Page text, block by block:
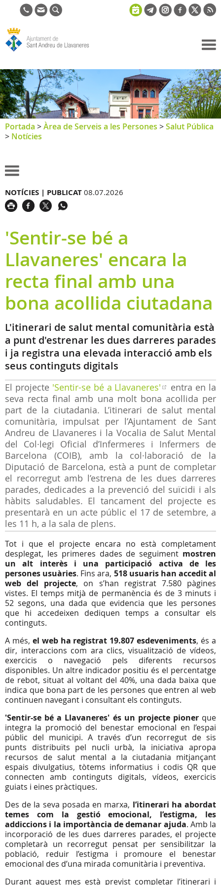
de Sant
Andreu de
Llavaneres
Portada >Àrea de Serveis a les Persones >Salut Pública
> Notícies
NOTÍCIES | PUBLICAT 08.07.2026
'Sentir-se bé a
Llavaneres' encara la
recta final amb una
bona acollida ciutadana
L'itinerari de salut mental comunitària està
a punt d'estrenar les dues darreres parades
i ja registra una elevada interacció amb els
seus continguts digitals
El projecte 'Sentir-se bé a Llavaneres'
entra en la
seva recta final amb una molt bona acollida per
part de la ciutadania. L’itinerari de salut mental
comunitària, impulsat per l’Ajuntament de Sant
Andreu de Llavaneres i la Vocalia de Salut Mental
del Col·legi Oficial d’Infermeres i Infermers de
Barcelona (COIB), amb la col·laboració de la
Diputació de Barcelona, està a punt de completar
el recorregut amb l’estrena de les dues darreres
parades, dedicades a la prevenció del suïcidi i als
hàbits saludables. El tancament del projecte es
presentarà en un acte públic el 17 de setembre, a
les 11 h, a la sala de plens.
Tot i que el projecte encara no està completament
desplegat, les primeres dades de seguiment mostren
un alt interès i una participació activa de les
persones usuàries. Fins ara, 518 usuaris han accedit al
web del projecte, on s’han registrat 7.580 pàgines
vistes. El temps mitjà de permanència és de 3 minuts i
52 segons, una dada que evidencia que les persones
que hi accedeixen dediquen temps a consultar els
continguts.
A més, el web ha registrat 19.807 esdeveniments, és a
dir, interaccions com ara clics, visualització de vídeos,
exercicis o navegació pels diferents recursos
disponibles. Un altre indicador positiu és el percentatge
de rebot, situat al voltant del 40%, una dada baixa que
indica que bona part de les persones que entren al web
continuen navegant i consultant els continguts.
'Sentir-se bé a Llavaneres' és un projecte pionerque
integra la promoció del benestar emocional en l’espai
públic del municipi. A través d’un recorregut de sis
punts distribuïts pel nucli urbà, la iniciativa apropa
recursos de salut mental a la ciutadania mitjançant
espais divulgatius, tòtems informatius i codis QR que
connecten amb continguts digitals, vídeos, exercicis
guiats i eines pràctiques.
Des de la seva posada en marxa, l’itinerari ha abordat
temes com la gestió emocional, l’estigma, les
addiccions i la importància de demanar ajuda. Amb la
incorporació de les dues darreres parades, el projecte
completarà un recorregut pensat per sensibilitzar la
població, reduir l’estigma i promoure el benestar
emocional des d’una mirada comunitària i preventiva.
Durant aquest mes està previst completar l’itinerari i